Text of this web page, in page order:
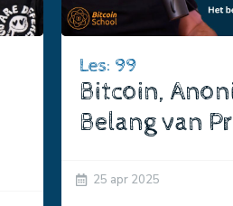
Les: 99
Bitcoin,
Belang van
25 apr 2025